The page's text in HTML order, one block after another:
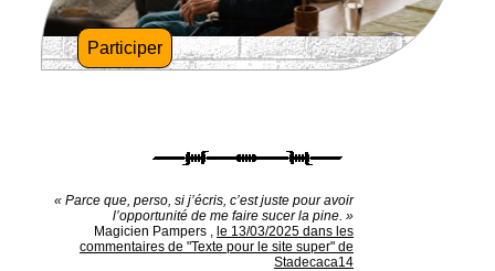
Participer
« Parce que, perso, si j’écris, c’est juste pour avoir
l’opportunité de me faire sucer la pine. »
Magicien Pampers , le 13/03/2025 dans les
commentaires de "Texte pour le site super" de
Stadecaca14